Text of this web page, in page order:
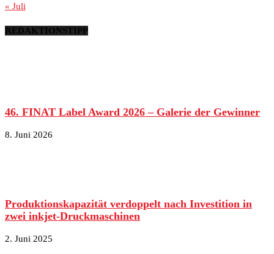
« Juli
REDAKTIONSTIPP
46. FINAT Label Award 2026 – Galerie der Gewinner
8. Juni 2026
Produktionskapazität verdoppelt nach Investition in
zwei inkjet-Druckmaschinen
2. Juni 2025